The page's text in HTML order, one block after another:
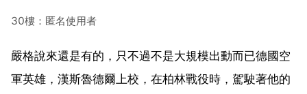
30樓：匿名使用者
嚴格說來還是有的，只不過不是大規模出動而已德國空
軍英雄，漢斯魯德爾上校，在柏林戰役時，駕駛著他的